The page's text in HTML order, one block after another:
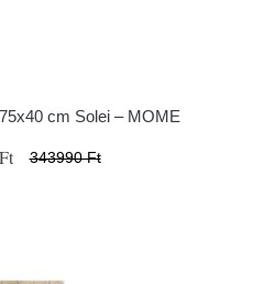
cm Solei – MOME
343990 Ft